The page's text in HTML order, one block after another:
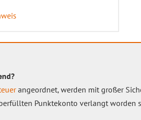
angeordnet, werden mit großer
Punktekonto verlangt worden